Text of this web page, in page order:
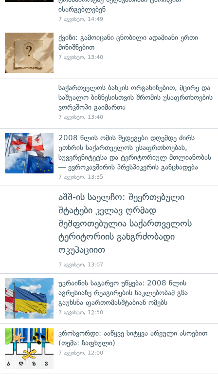
ისარგებლებენ
7 აგვისტო, 14:49
ქვიზი: გამოიცანი ცნობილი ადამიანი ერთი
მინიშნებით
7 აგვისტო, 13:40
საქართველოს ბანკის ორგანიზებით, მცირე და
საშუალო ბიზნესისთვის შრომის უსაფრთხოების
ვორკშოპი გაიმართა
7 აგვისტო, 13:40
2008 წლის ომის შედეგები დღემდე ძირს
უთხრის საქართველოს უსაფრთხოებას,
სუვერენიტეტსა და ტერიტორიულ მთლიანობას
— ევროკავშირის პრესპიკერის განცხადება
7 აგვისტო, 13:35
აშშ-ის საელჩო: შეერთებული
შტატები კვლავ ღრმად
შეშფოთებულია საქართველოს
ტერიტორიის განგრძობადი
ოკუპაციით
7 აგვისტო, 13:07
უკრაინის საგარეო უწყება: 2008 წლის
აგრესიაზე რეაგირების ნაკლებობამ გზა
გაუხსნა ფართომასშტაბიან ომებს
7 აგვისტო, 12:50
კროსვორდი: ააწყვე სიტყვა არეული ასოებით
(თემა: ზაფხული)
7 აგვისტო, 12:00